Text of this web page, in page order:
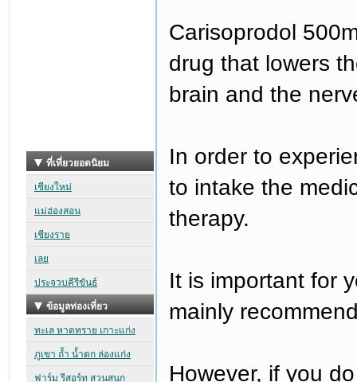
Carisoprodol
drug that lowers
brain and the
In order to
to intake the
therapy.
It is important for
mainly
However, if you